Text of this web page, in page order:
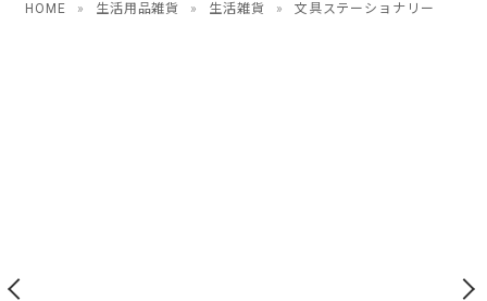
HOME » 生活用品雑貨 » 生活雑貨 » 文具ステーショナリー